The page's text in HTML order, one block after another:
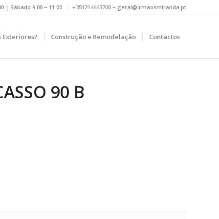
| Sábado 9.00 – 11.00 +351214443700 – geral@irmaosmiranda.pt
Exteriores? Construção e Remodelação Contactos
90 B